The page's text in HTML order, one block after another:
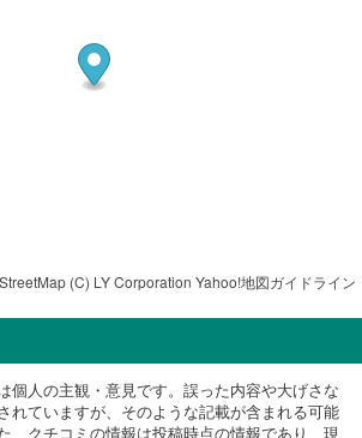
(C) LY Corporation Yahoo!地図ガイドライン
個人の主観・意見です。誤った内容や大げさな
れていますが、そのような記載が含まれる可能
、クチコミの情報は投稿時点の情報であり、現